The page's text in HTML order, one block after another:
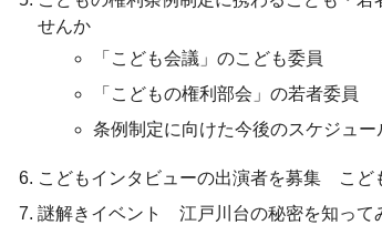
せんか
「こども会議」のこども委員
「こどもの権利部会」の若者委員
条例制定に向けた今後のスケジュー
こどもインタビューの出演者を募集 こど
謎解きイベント 江戸川台の秘密を知っ